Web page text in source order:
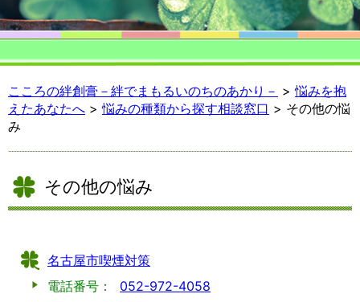
こころの絆創膏－絆でまもるいのちのあかり－ >悩みを抱
えたあなたへ >悩みの種類から探す相談窓口 > その他の悩
み
その他の悩み
名古屋市喫煙対策
電話番号：
052-972-4058